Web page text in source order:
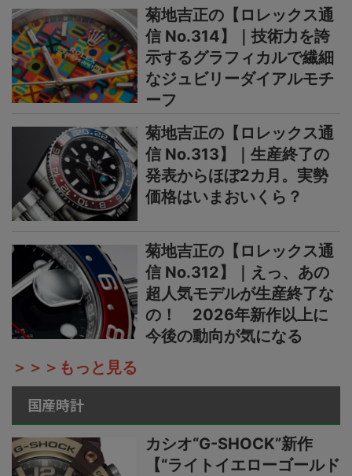
菊地吉正の【ロレックス通
信 No.314】｜技術力を誇
示するグラフィカルで繊細
なジュビリーダイアルモチ
ーフ
菊地吉正の【ロレックス通
信 No.313】｜生産終了の
発表からほぼ2カ月。実勢
価格はいまおいくら？
菊地吉正の【ロレックス通
信 No.312】｜えっ、あの
超人気モデルが生産終了な
の！ 2026年新作以上に
今後の動向が気になる
＞＞＞もっと見る
国産時計
カシオ“G-SHOCK”新作
【“ライトイエローゴールド